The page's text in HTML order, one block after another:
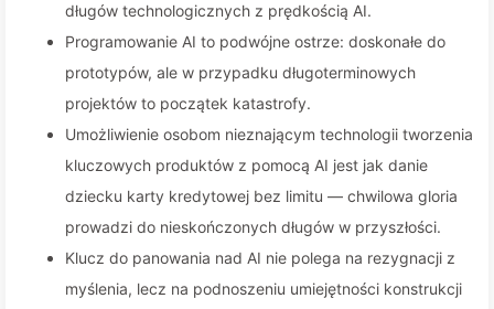
długów technologicznych z prędkością AI.
Programowanie AI to podwójne ostrze: doskonałe do
prototypów, ale w przypadku długoterminowych
projektów to początek katastrofy.
Umożliwienie osobom nieznającym technologii tworzenia
kluczowych produktów z pomocą AI jest jak danie
dziecku karty kredytowej bez limitu — chwilowa gloria
prowadzi do nieskończonych długów w przyszłości.
Klucz do panowania nad AI nie polega na rezygnacji z
myślenia, lecz na podnoszeniu umiejętności konstrukcji